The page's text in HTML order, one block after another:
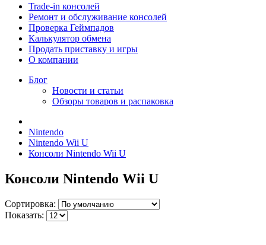
Trade-in консолей
Ремонт и обслуживание консолей
Проверка Геймпадов
Калькулятор обмена
Продать приставку и игры
О компании
Блог
Новости и статьи
Обзоры товаров и распаковка
Nintendo
Nintendo Wii U
Консоли Nintendo Wii U
Консоли Nintendo Wii U
Сортировка:
Показать: